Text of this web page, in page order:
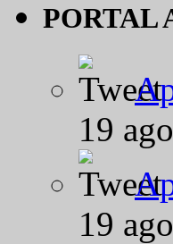
PORTAL
19
19